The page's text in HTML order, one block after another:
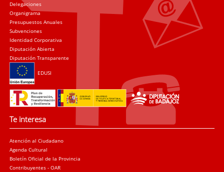
Delegaciones
Organigrama
Presupuestos Anuales
Subvenciones
Identidad Corporativa
Diputación Abierta
Diputación Transparente
EDUSI
Te interesa
Atención al Ciudadano
Agenda Cultural
Boletín Oficial de la Provincia
Contribuyentes - OAR